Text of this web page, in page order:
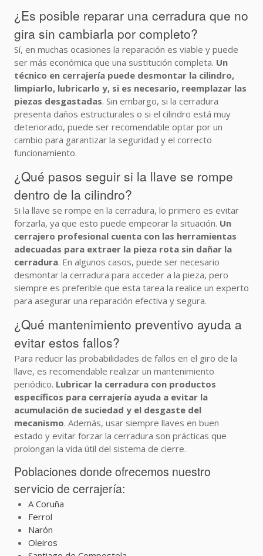
¿Es posible reparar una cerradura que no
gira sin cambiarla por completo?
Sí, en muchas ocasiones la reparación es viable y puede
ser más económica que una sustitución completa. Un
técnico en cerrajería puede desmontar la cilindro,
limpiarlo, lubricarlo y, si es necesario, reemplazar las
piezas desgastadas. Sin embargo, si la cerradura
presenta daños estructurales o si el cilindro está muy
deteriorado, puede ser recomendable optar por un
cambio para garantizar la seguridad y el correcto
funcionamiento.
¿Qué pasos seguir si la llave se rompe
dentro de la cilindro?
Si la llave se rompe en la cerradura, lo primero es evitar
forzarla, ya que esto puede empeorar la situación. Un
cerrajero profesional cuenta con las herramientas
adecuadas para extraer la pieza rota sin dañar la
cerradura. En algunos casos, puede ser necesario
desmontar la cerradura para acceder a la pieza, pero
siempre es preferible que esta tarea la realice un experto
para asegurar una reparación efectiva y segura.
¿Qué mantenimiento preventivo ayuda a
evitar estos fallos?
Para reducir las probabilidades de fallos en el giro de la
llave, es recomendable realizar un mantenimiento
periódico. Lubricar la cerradura con productos
específicos para cerrajería ayuda a evitar la
acumulación de suciedad y el desgaste del
mecanismo. Además, usar siempre llaves en buen
estado y evitar forzar la cerradura son prácticas que
prolongan la vida útil del sistema de cierre.
Poblaciones donde ofrecemos nuestro
servicio de cerrajería:
A Coruña
Ferrol
Narón
Oleiros